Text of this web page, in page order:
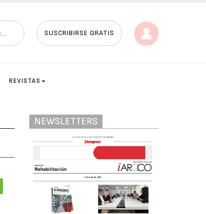
SUSCRIBIRSE GRATIS
REVISTAS
NEWSLETTERS